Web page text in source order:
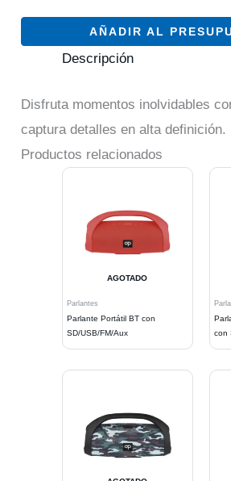
AÑADIR AL
Descripción
Disfruta momentos inolvidables
captura detalles en alta definición.
Productos relacionados
AGOTADO
Parlantes
Parlante Portátil BT con
SD/USB/FM/Aux
con